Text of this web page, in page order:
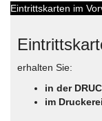
Eintrittskarten im
erhalten Sie:
in der
im